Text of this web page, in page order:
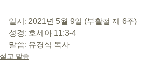
일시: 2021년 5월 9일 (부활절 제 6주)
성경: 호세아 11:3-4
말씀: 유경식 목사
설교 말씀